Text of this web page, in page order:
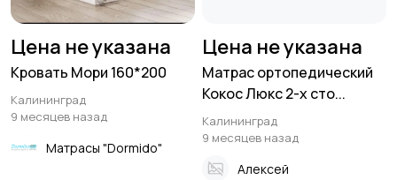
Цена не указана
Кровать Мори 160*200
Калининград
9 месяцев назад
Матрасы "Dormido"
Цена не указана
Матрас ортопедический
Кокос Люкс 2-х сто...
Калининград
9 месяцев назад
Алексей